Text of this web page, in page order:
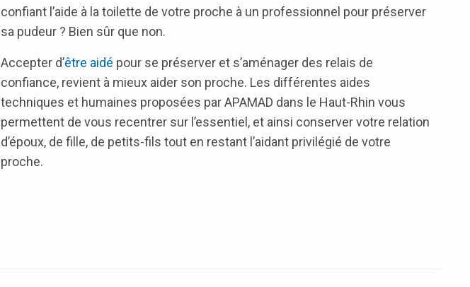
confiant l’aide à la toilette de votre proche à un professionnel pour préserver
sa pudeur ? Bien sûr que non.
Accepter d’être aidé pour se préserver et s’aménager des relais de
confiance, revient à mieux aider son proche. Les différentes aides
techniques et humaines proposées par APAMAD dans le Haut-Rhin vous
permettent de vous recentrer sur l’essentiel, et ainsi conserver votre relation
d’époux, de fille, de petits-fils tout en restant l’aidant privilégié de votre
proche.